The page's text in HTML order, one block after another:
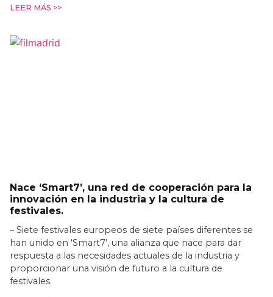
LEER MÁS >>
Nace ‘Smart7’, una red de cooperación para la
innovación en la industria y la cultura de
festivales.
– Siete festivales europeos de siete países diferentes se
han unido en ‘Smart7’, una alianza que nace para dar
respuesta a las necesidades actuales de la industria y
proporcionar una visión de futuro a la cultura de
festivales.